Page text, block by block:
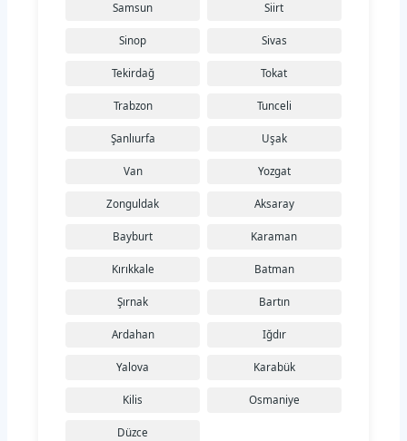
Samsun Siirt
Sinop Sivas
Tekirdağ Tokat
Trabzon Tunceli
Şanlıurfa Uşak
Van Yozgat
Zonguldak Aksaray
Bayburt Karaman
Kırıkkale Batman
Şırnak Bartın
Ardahan Iğdır
Yalova Karabük
Kilis Osmaniye
Düzce